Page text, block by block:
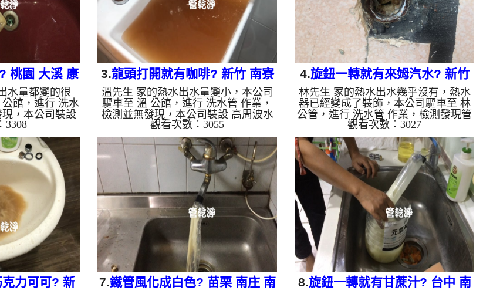
桃園 大溪 康
水管
水量都變的很
館，進行 洗水
，本公司裝設
入 檸檬酸 至水
水管清洗機 ，
開始洗不出什
兩個多小時後，
來水，如水管
沙堆積，洗出來
下水含有氧化
管垢，洗出來的
些洗出綠色的
質，生鏽產生
是因為水龍頭合
成...
3308
3.龍頭打開就有咖啡? 新竹 南寮
西濱路 水管清洗
溫先生 家的熱水出水量變小，本公司
驅車至 溫 公館，進行 洗水管 作業，
檢測並無發現，本公司裝設 高周波水
管清洗機，灌入 檸檬酸 至水管，等了
約15分，開啟 水管清洗機 ，啟動 螺旋
波 模式，剛開始洗不出什麼，一下變
成了咖啡色髒水，兩個多小時後，熱水
出水量恢復了。 如是自來水，如水管
老化，會產生鐵鏽跟泥沙堆積，洗出來
的水就會是咖啡色，地下水含有氧化
錳，管壁上會結成黑色管垢，洗出來的
水會跟石油一樣黑，有些洗出綠色的
水，是因為裡面有銅的物質，生鏽產生
銅綠，如是藍色的水，是因為水龍頭合
金的養化造...
觀看次數：3055
4.旋鈕一轉就有來姆汽水? 新竹
東區 水利路 洗水管
林先生 家的熱水出水幾乎沒有，熱水
器已經變成了裝飾，本公司驅車至 林
公管，進行 洗水管 作業，檢測發現管
路都是結晶，本公司裝設 高周波水管
清洗機，灌入 檸檬酸 至水管，等了約
15分，開啟 水管清洗機 ，啟動 螺旋
波 模式，剛開始就洗出綠色髒水，看
起來像是萊姆汽水，一下變成了黃色髒
水，兩個多小時後，熱水出水量恢復
了。 如是自來水，如水管老化，會產
生鐵鏽跟泥沙堆積，洗出來的水就會是
咖啡色，地下水含有氧化錳，管壁上會
結成黑色管垢，洗出來的水會跟石油一
樣黑，有些洗出綠色的水，是因為裡面
有銅的物質...
觀看次數：3027
力可可? 新
7.鐵管風化成白色? 苗栗 南庄 南
8.旋鈕一轉就有甘蔗汁? 台中 南